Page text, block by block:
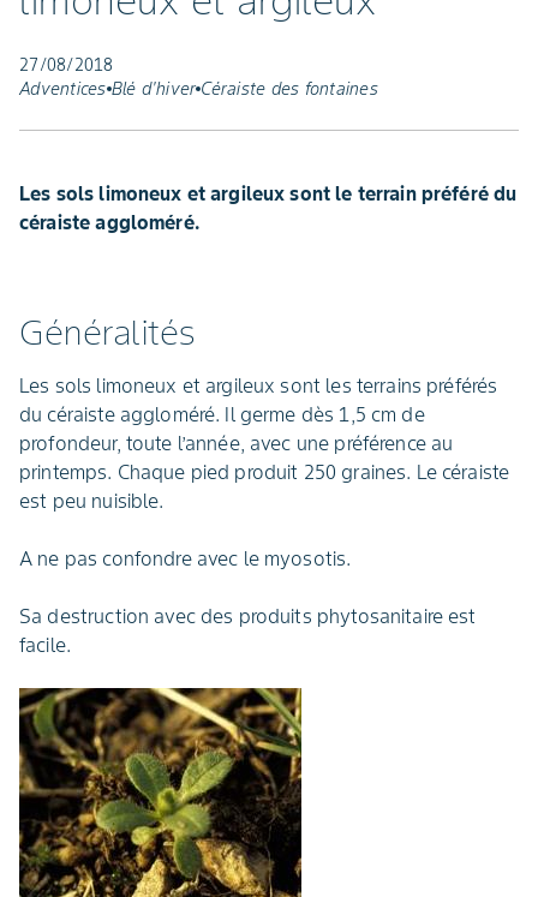
27/08/2018
Adventices Blé d'hiver Céraiste des fontaines
Les sols limoneux et argileux sont le terrain préféré du
céraiste aggloméré.
Généralités
Les sols limoneux et argileux sont les terrains préférés
du céraiste aggloméré. Il germe dès 1,5 cm de
profondeur, toute l’année, avec une préférence au
printemps. Chaque pied produit 250 graines. Le céraiste
est peu nuisible.
A ne pas confondre avec le myosotis.
Sa destruction avec des produits phytosanitaire est
facile.